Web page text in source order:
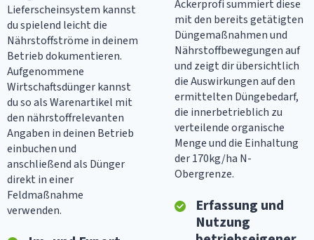
Lieferscheinsystem kannst
du spielend leicht die
Nährstoffströme in deinem
Betrieb dokumentieren.
Aufgenommene
Wirtschaftsdünger kannst
du so als Warenartikel mit
den nährstoffrelevanten
Angaben in deinen Betrieb
einbuchen und
anschließend als Dünger
direkt in einer
Feldmaßnahme
verwenden.
Ackerprofi summiert diese
mit den bereits getätigten
Düngemaßnahmen und
Nährstoffbewegungen auf
und zeigt dir übersichtlich
die Auswirkungen auf den
ermittelten Düngebedarf,
die innerbetrieblich zu
verteilende organische
Menge und die Einhaltung
der 170kg/ha N-
Obergrenze.
Erfassung und
Nutzung